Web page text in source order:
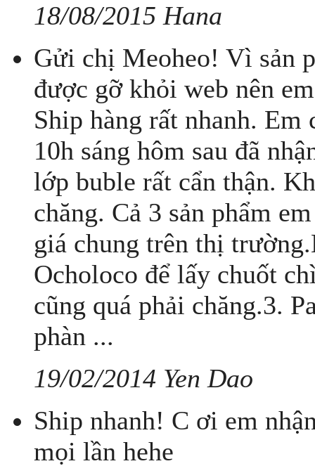
18/08/2015 Hana
Gửi chị Meoheo! Vì sản
được gỡ khỏi web nên
Ship hàng rất nhanh.
10h sáng hôm sau đã
lớp buble rất cẩn thận.
chăng. Cả 3 sản phẩm
giá chung trên thị
Ocholoco để lấy chuốt
cũng quá phải chăng.3.
phàn ...
19/02/2014 Yen Dao
Ship nhanh! C ơi em
mọi lần hehe